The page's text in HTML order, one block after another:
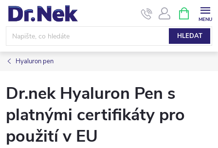
Přejít
obsah
HLEDAT
NÁKUPNÍ
KOŠÍK
Hyaluron pen
Dr.nek Hyaluron Pen s
platnými certifikáty pro
použití v EU